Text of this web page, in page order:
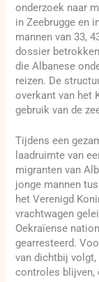
onderzoek naar
in Zeebrugge en
mannen van 33,
dossier
die Albanese
reizen. De
overkant van het
gebruik van de
Tijdens een
laadruimte van
migranten van
jonge mannen
het Verenigd
vrachtwagen
Oekraïense
gearresteerd.
van dichtbij
controles blijven,